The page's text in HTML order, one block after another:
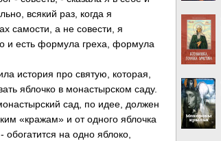
всякий раз, когда я
самости, а не совести, я
и есть формула греха, формула
история про святую, которая,
яблочко в монастырском саду.
сад, по идее, должен
«кражам» и от одного яблочка
обогатится на одно яблоко,